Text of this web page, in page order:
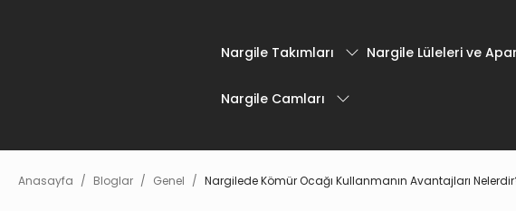
Nargile Takımları Nargile Lüleleri ve
Nargile Camları
Anasayfa Bloglar Genel Nargilede Kömür Ocağı Kullanmanın Avantajları